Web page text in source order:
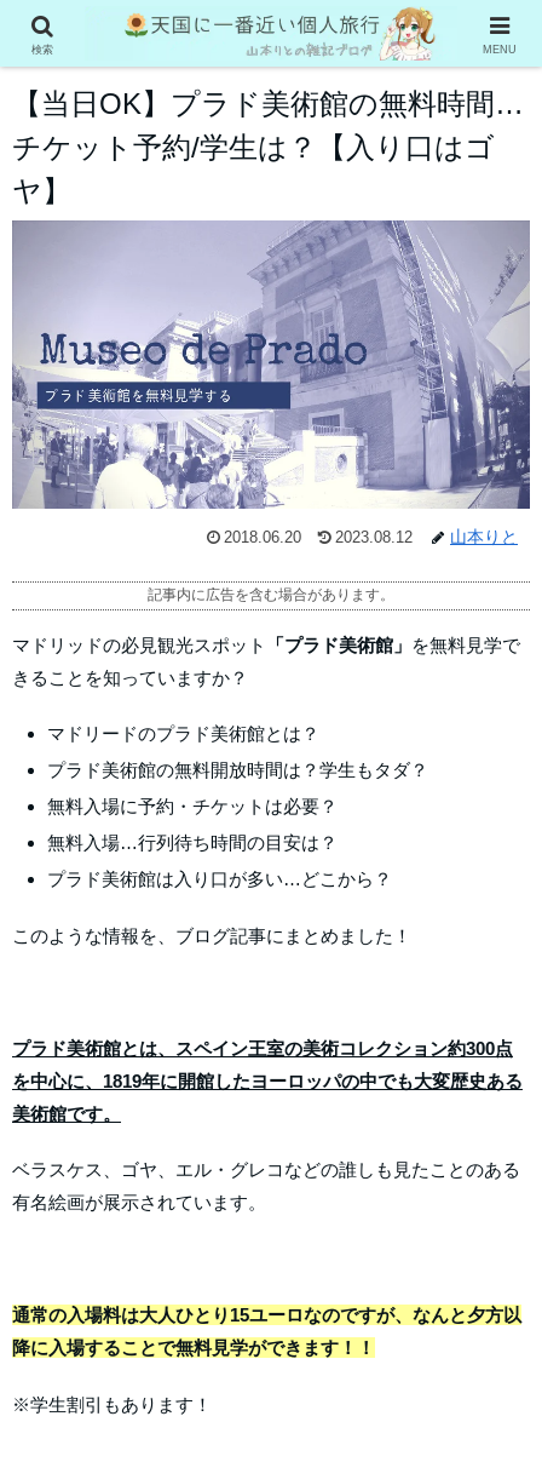
スペイン
【当日OK】プラド美術館の無料時間…
チケット予約/学生は？【入り口はゴ
ヤ】
2018.06.20 2023.08.12 山本りと
記事内に広告を含む場合があります。
マドリッドの必見観光スポット 「プラド美術館」 を無料見学で
きることを知っていますか？
マドリードのプラド美術館とは？
プラド美術館の無料開放時間は？学生もタダ？
無料入場に予約・チケットは必要？
無料入場…行列待ち時間の目安は？
プラド美術館は入り口が多い…どこから？
このような情報を、ブログ記事にまとめました！
プラド美術館とは、スペイン王室の美術コレクション約300点
を中心に、1819年に開館したヨーロッパの中でも大変歴史ある
美術館です。
ベラスケス、ゴヤ、エル・グレコなどの誰しも見たことのある
有名絵画が展示されています。
通常の入場料は大人ひとり15ユーロなのですが、なんと夕方以
降に入場することで無料見学ができます！！
※学生割引もあります！
検索 MENU